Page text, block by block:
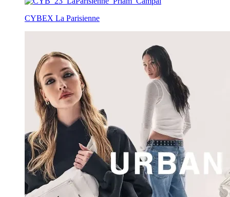
CYBEX La Parisienne